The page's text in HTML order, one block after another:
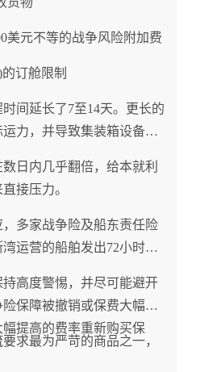
美元不等的战争风险附加费
订舱限制
间延长了7至14天。更长的
力，并导致集装箱设备短
日内几乎翻倍，给本就利
接压力。
多家战争险及船东责任险
运营的船舶发出72小时取
高度警惕，并尽可能避开
保障被撤销或保费大幅飙
提高的费率重新购买保
求最为严苛的商品之一，